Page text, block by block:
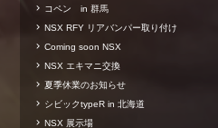
コペン in 群馬
NSX RFY リアバンパー取り付け
Coming soon NSX
NSX エキマニ交換
夏季休業のお知らせ
シビックtypeR in 北海道
NSX 展示場